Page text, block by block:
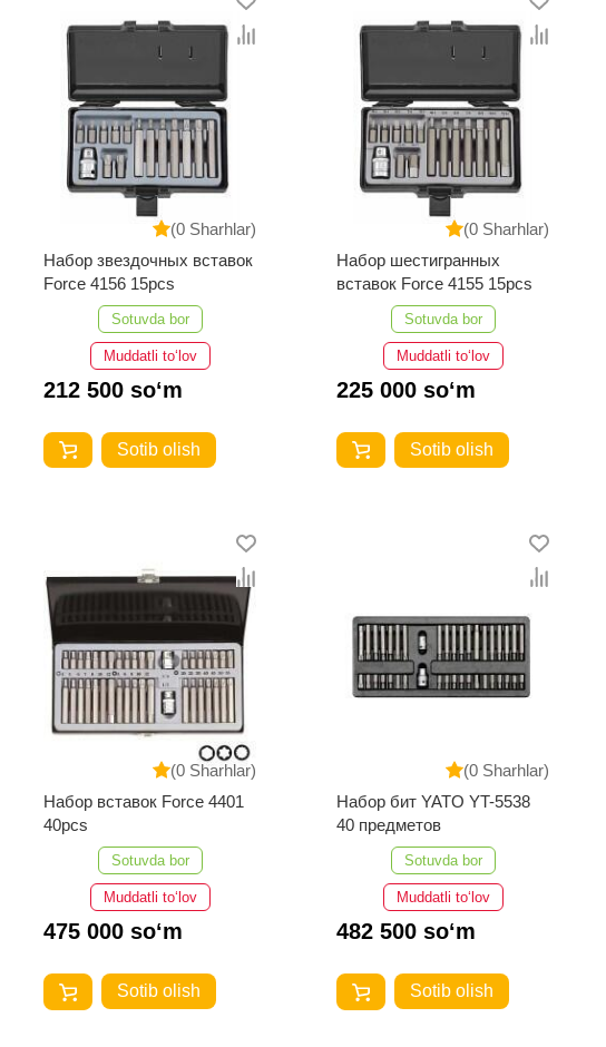
(0 Sharhlar)
Набор звездочных вставок
Force 4156 15pcs
Sotuvda bor
Muddatli to‘lov
212 500 so‘m
Sotib olish
(0 Sharhlar)
Набор шестигранных
вставок Force 4155 15pcs
Sotuvda bor
Muddatli to‘lov
225 000 so‘m
Sotib olish
(0 Sharhlar)
Набор вставок Force 4401
40pcs
Sotuvda bor
Muddatli to‘lov
475 000 so‘m
Sotib olish
(0 Sharhlar)
Набор бит YATO YT-5538
40 предметов
Sotuvda bor
Muddatli to‘lov
482 500 so‘m
Sotib olish